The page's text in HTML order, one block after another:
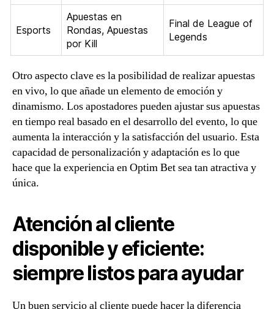
Esports
Apuestas en
Rondas, Apuestas
por Kill
Final de League of
Legends
Otro aspecto clave es la posibilidad de realizar apuestas
en vivo, lo que añade un elemento de emoción y
dinamismo. Los apostadores pueden ajustar sus apuestas
en tiempo real basado en el desarrollo del evento, lo que
aumenta la interacción y la satisfacción del usuario. Esta
capacidad de personalización y adaptación es lo que
hace que la experiencia en Optim Bet sea tan atractiva y
única.
Atención al cliente
disponible y eficiente:
siempre listos para ayudar
Un buen servicio al cliente puede hacer la diferencia